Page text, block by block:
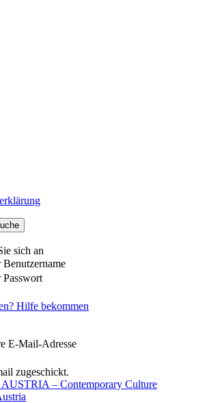
sich an
Benutzername
Passwort
Hilfe bekommen
E-Mail-Adresse
zugeschickt.
– Contemporary Culture